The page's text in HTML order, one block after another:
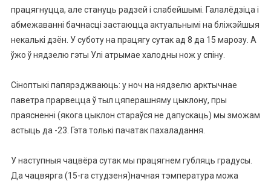
працягнуцца, але стануць радзей і слабейшымі. Галалёдзіца і
абмежаванні бачнасці застаюцца актуальнымі на бліжэйшыя
некалькі дзён. У суботу на працягу сутак ад 8 да 15 марозу. А
ўжо ў нядзелю гэты Улі атрымае халодны нож у спіну.
Сіноптыкі папярэджваюць: у ноч на нядзелю арктычнае
паветра прарвецца ў тыл цяперашняму цыклону, пры
праясненні (якога цыклон стараўся не дапускаць) мы зможам
астыць да -23. Гэта толькі пачатак пахаладання.
У наступныя чацвёра сутак мы працягнем губляць градусы.
Да чацвярга (15-га студзеня)начная тэмпература можа